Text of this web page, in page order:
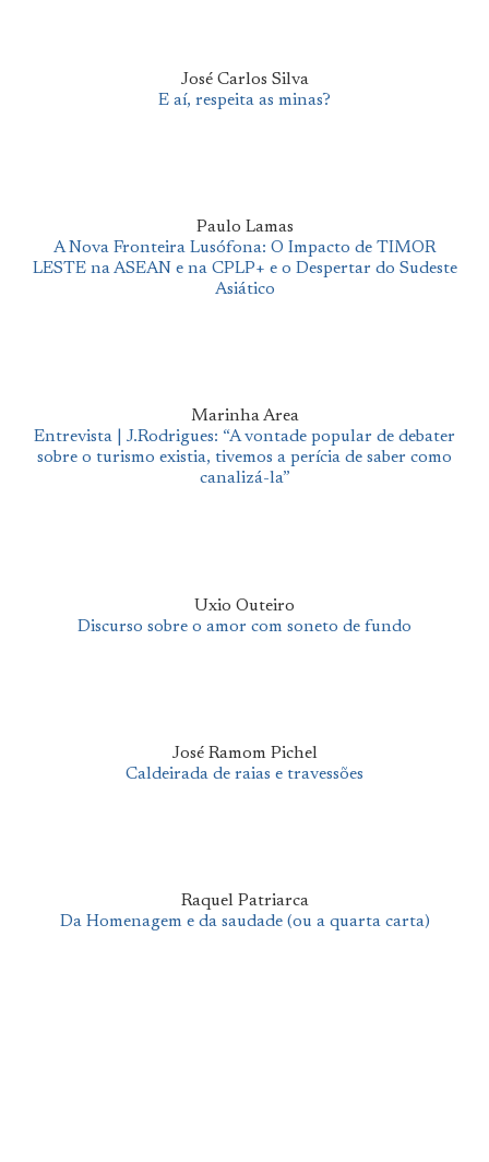
José Carlos Silva
E aí, respeita as minas?
Paulo Lamas
A Nova Fronteira Lusófona: O Impacto de TIMOR
LESTE na ASEAN e na CPLP+ e o Despertar do Sudeste
Asiático
Marinha Area
Entrevista | J.Rodrigues: “A vontade popular de debater
sobre o turismo existia, tivemos a perícia de saber como
canalizá-la”
Uxio Outeiro
Discurso sobre o amor com soneto de fundo
José Ramom Pichel
Caldeirada de raias e travessões
Raquel Patriarca
Da Homenagem e da saudade (ou a quarta carta)